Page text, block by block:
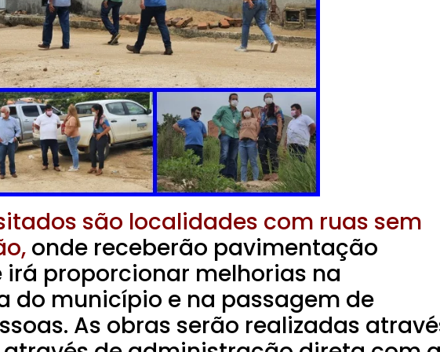
são localidades com ruas sem
onde receberão pavimentação
proporcionar melhorias na
do município e na passagem de
As obras serão realizadas